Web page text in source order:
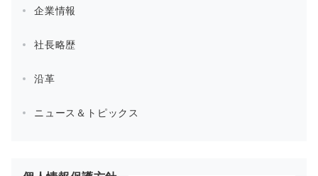
企業情報
社長略歴
沿革
ニュース＆トピックス